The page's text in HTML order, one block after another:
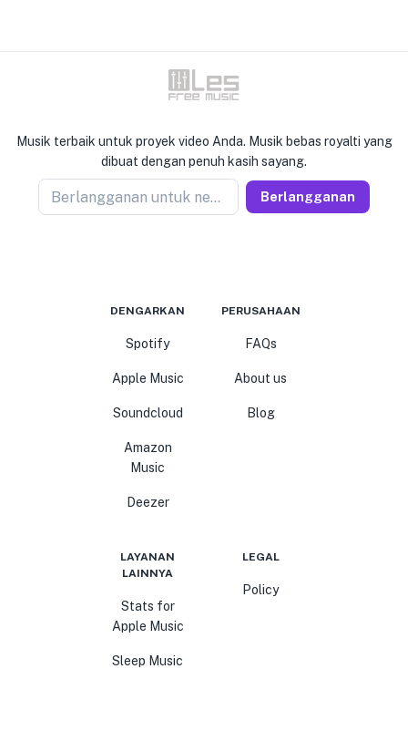
Musik terbaik untuk proyek video Anda. Musik bebas royalti yang
dibuat dengan penuh kasih sayang.
Berlangganan untuk newseller Berlangganan
DENGARKAN
Spotify
Apple Music
Soundcloud
Amazon
Music
Deezer
PERUSAHAAN
FAQs
About us
Blog
LAYANAN
LAINNYA
Stats for
Apple Music
Sleep Music
LEGAL
Policy